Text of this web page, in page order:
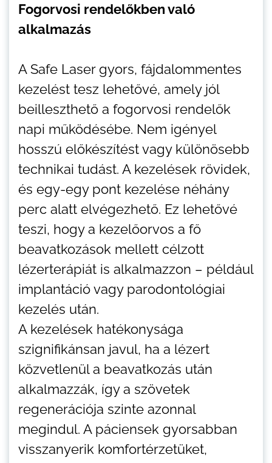
Fogorvosi rendelőkben való
alkalmazás
A Safe Laser gyors, fájdalommentes
kezelést tesz lehetővé, amely jól
beilleszthető a fogorvosi rendelők
napi működésébe. Nem igényel
hosszú előkészítést vagy különösebb
technikai tudást. A kezelések rövidek,
és egy-egy pont kezelése néhány
perc alatt elvégezhető. Ez lehetővé
teszi, hogy a kezelőorvos a fő
beavatkozások mellett célzott
lézerterápiát is alkalmazzon – például
implantáció vagy parodontológiai
kezelés után.
A kezelések hatékonysága
szignifikánsan javul, ha a lézert
közvetlenül a beavatkozás után
alkalmazzák, így a szövetek
regenerációja szinte azonnal
megindul. A páciensek gyorsabban
visszanyerik komfortérzetüket,